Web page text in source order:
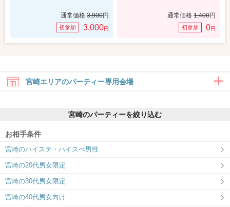
通常価格 3,900円
初参加 3,000円
通常価格 1,400円
初参加 0円
宮崎エリアのパーティー専用会場
＼個室スマホdeパーティー／運命の日を
今日にしよう！
真剣に出会いたい♡都城近隣の男女♡IBJ
宮崎のパーティーを絞り込む
お相手条件
宮崎のハイステ・ハイスぺ男性
宮崎の20代男女限定
宮崎の30代男女限定
宮崎の40代男女向け